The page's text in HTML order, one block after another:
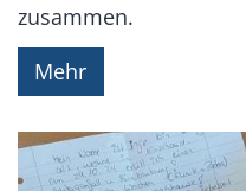
zusammen.
Mehr